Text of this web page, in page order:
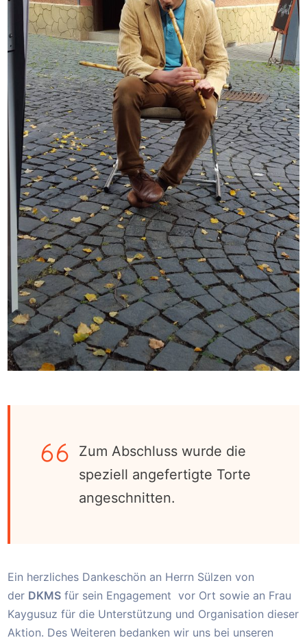
Zum Abschluss wurde die
speziell angefertigte Torte
angeschnitten.
Ein herzliches Dankeschön an Herrn Sülzen von
der DKMS für sein Engagement vor Ort sowie an Frau
Kaygusuz für die Unterstützung und Organisation dieser
Aktion. Des Weiteren bedanken wir uns bei unseren